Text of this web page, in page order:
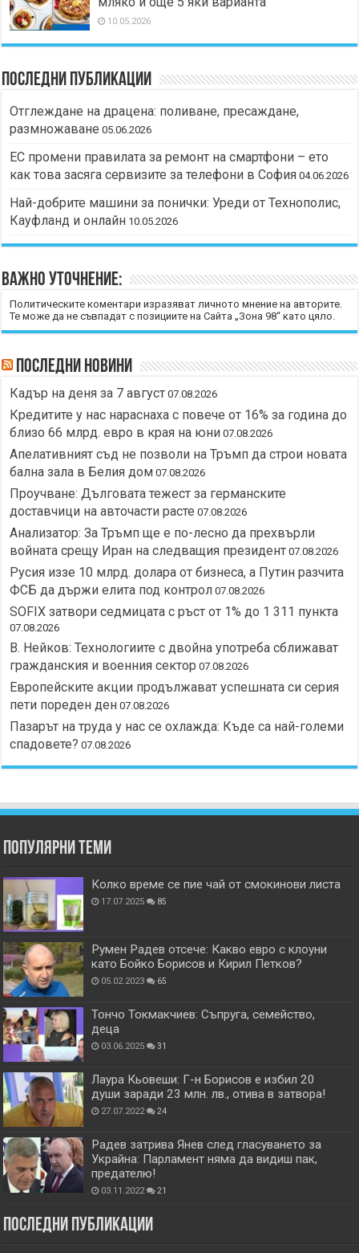
10.05.2026
Последни публикации
Отглеждане на драцена: поливане, пресаждане,
размножаване 05.06.2026
ЕС промени правилата за ремонт на смартфони – ето
как това засяга сервизите за телефони в София 04.06.2026
Най-добрите машини за понички: Уреди от Технополис,
Кауфланд и онлайн 10.05.2026
Важно уточнение:
Политическите коментари изразяват личното мнение на авторите.
Те може да не съвпадат с позициите на Сайта „Зона 98“ като цяло.
Последни новини
Кадър на деня за 7 август 07.08.2026
Кредитите у нас нараснаха с повече от 16% за година до
близо 66 млрд. евро в края на юни 07.08.2026
Апелативният съд не позволи на Тръмп да строи новата
бална зала в Белия дом 07.08.2026
Проучване: Дълговата тежест за германските
доставчици на авточасти расте 07.08.2026
Анализатор: За Тръмп ще е по-лесно да прехвърли
войната срещу Иран на следващия президент 07.08.2026
Русия иззе 10 млрд. долара от бизнеса, а Путин разчита
ФСБ да държи елита под контрол 07.08.2026
SOFIX затвори седмицата с ръст от 1% до 1 311 пункта
07.08.2026
В. Нейков: Технологиите с двойна употреба сближават
гражданския и военния сектор 07.08.2026
Европейските акции продължават успешната си серия
пети пореден ден 07.08.2026
Пазарът на труда у нас се охлажда: Къде са най-големи
спадовете? 07.08.2026
Популярни теми
Колко време се пие чай от смокинови листа
17.07.2025 85
Румен Радев отсече: Какво евро с клоуни
като Бойко Борисов и Кирил Петков?
05.02.2023 65
Тончо Токмакчиев: Съпруга, семейство,
деца
03.06.2025 31
Лаура Кьовеши: Г-н Борисов е избил 20
души заради 23 млн. лв., отива в затвора!
27.07.2022 24
Радев затрива Янев след гласуването за
Украйна: Парламент няма да видиш пак,
предателю!
03.11.2022 21
Последни публикации